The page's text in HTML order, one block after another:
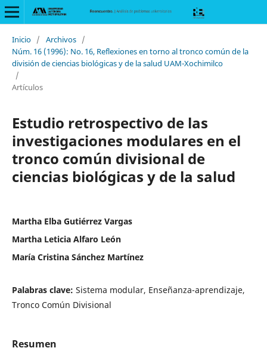
Inicio / Archivos /
Núm. 16 (1996): No. 16, Reflexiones en torno al tronco común de la
división de ciencias biológicas y de la salud UAM-Xochimilco
/
Artículos
Estudio retrospectivo de las
investigaciones modulares en el
tronco común divisional de
ciencias biológicas y de la salud
Martha Elba Gutiérrez Vargas
Martha Leticia Alfaro León
María Cristina Sánchez Martínez
Palabras clave: Sistema modular, Enseñanza-aprendizaje,
Tronco Común Divisional
Resumen